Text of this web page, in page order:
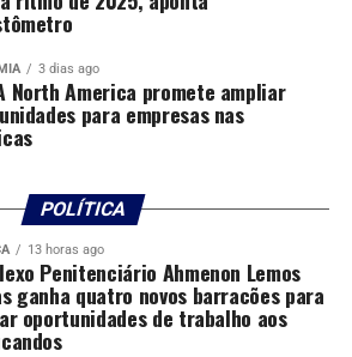
preso por liderar esquema de tráfico
R$ 100 milhões
de operação policial contra fraude
de IPVA
3 dias ago
North America promete ampliar
para empresas nas
POLÍTICA
13 horas ago
Penitenciário Ahmenon Lemos
ganha quatro novos barracões para
oportunidades de trabalho aos